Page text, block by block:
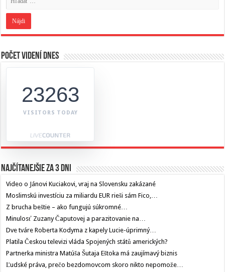
Počet videní dnes
23263
VISITORS TODAY
Najčítanejšie za 3 dni
Video o Jánovi Kuciakovi, vraj na Slovensku zakázané
Moslimskú investíciu za miliardu EUR rieši sám Fico,…
Z brucha beštie – ako fungujú súkromné…
Minulosť Zuzany Čaputovej a parazitovanie na…
Dve tváre Roberta Kodyma z kapely Lucie-úprimný…
Platila Českou televizi vláda Spojených států amerických?
Partnerka ministra Matúša Šutaja Eštoka má zaujímavý biznis
Ľudské práva, prečo bezdomovcom skoro nikto nepomože…